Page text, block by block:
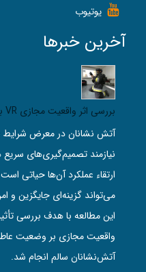
یوتیوب
آخرین خبرها
بررسی اثر واقعیت مجازی VR بر هیجان و یادگیری آتش‌ نشانان
آتش‌ نشانان در معرض شرایط
نیازمند تصمیم‌گیری‌های
می‌تواند گزینه‌ای جایگزین و
این مطالعه با هدف بررسی
واقعیت مجازی بر وضعیت
آتش‌نشانان سالم انجام شد.